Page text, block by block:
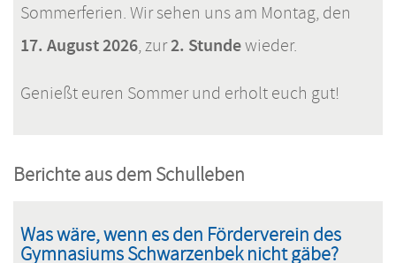
Sommerferien. Wir sehen uns am Montag, den
17. August 2026, zur2. Stundewieder.
Genießt euren Sommer und erholt euch gut!
Berichte aus dem Schulleben
Was wäre, wenn es den Förderverein des
Gymnasiums Schwarzenbek nicht gäbe?